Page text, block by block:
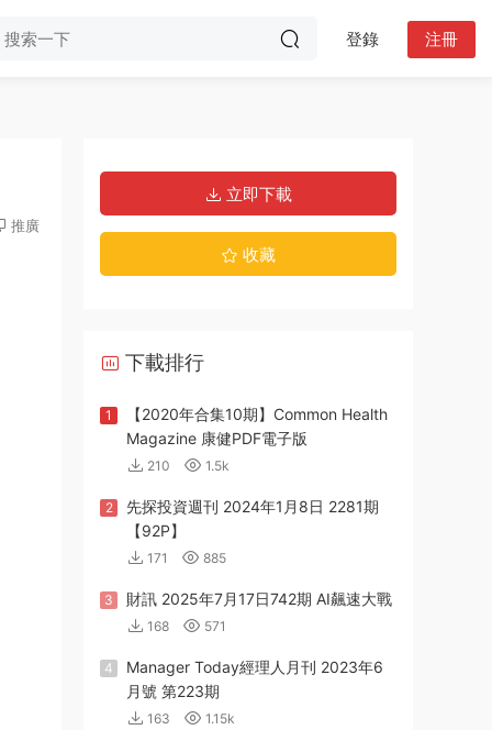
登錄 注冊
推廣
立即下載
收藏
下載排行
1
【2020年合集10期】Common Health
Magazine 康健PDF電子版
210 1.5k
2
先探投資週刊 2024年1月8日 2281期
【92P】
171 885
3 財訊 2025年7月17日742期 AI飆速大戰
168 571
4
Manager Today經理人月刊 2023年6
月號 第223期
163 1.15k